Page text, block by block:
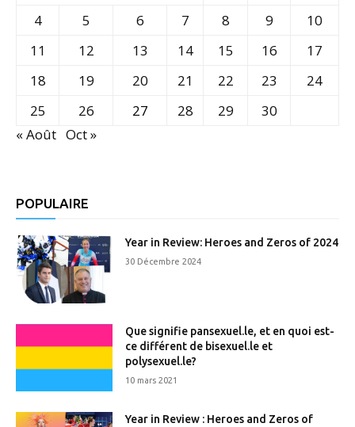
4
5 6 7 8 9
10
11
12 13 14 15 16
17
18
19 20 21 22 23
24
25
26 27 28 29
30
« Août Oct »
POPULAIRE
Year in Review: Heroes and Zeros of 2024
30 Décembre 2024
Que signifie pansexuel.le, et en quoi est-
ce différent de bisexuel.le et
polysexuel.le?
10 mars 2021
Year in Review : Heroes and Zeros of